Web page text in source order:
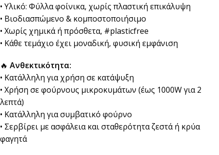
• Υλικό: Φύλλα φοίνικα, χωρίς πλαστική επικάλυψη
• Βιοδιασπώμενο & κομποστοποιήσιμο
• Χωρίς χημικά ή πρόσθετα, #plasticfree
• Κάθε τεμάχιο έχει μοναδική, φυσική εμφάνιση
🔥 Ανθεκτικότητα:
• Κατάλληλη για χρήση σε κατάψυξη
• Χρήση σε φούρνους μικροκυμάτων (έως 1000W για 2
λεπτά)
• Κατάλληλη για συμβατικό φούρνο
• Σερβίρει με ασφάλεια και σταθερότητα ζεστά ή κρύα
φαγητά